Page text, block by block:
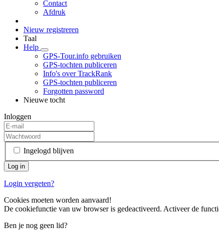
Contact
Afdruk
Nieuw registreren
Taal
Help
GPS-Tour.info gebruiken
GPS-tochten publiceren
Info's over TrackRank
GPS-tochten publiceren
Forgotten password
Nieuwe tocht
Inloggen
Ingelogd blijven
Login vergeten?
Cookies moeten worden aanvaard!
De cookiefunctie van uw browser is gedeactiveerd. Activeer de
Ben je nog geen lid?